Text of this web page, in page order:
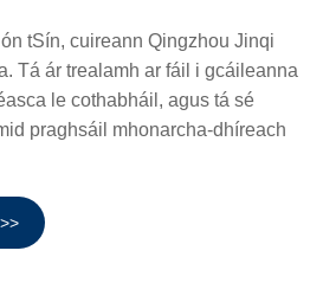
tSín, cuireann Qingzhou Jinqi
Tá ár trealamh ar fáil i gcáileanna
le cothabháil, agus tá sé
praghsáil mhonarcha-dhíreach